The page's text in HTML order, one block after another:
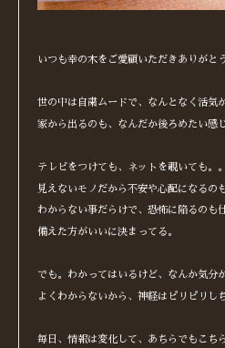
いつも幸の木をご愛顧いただきありがと
世の中は自粛ムードで、なんとなく活気
家から出るのも、なんだか後ろめたい感
テレビをつけても、ネットを覗いても。。
見えないモノだから不安や心配になるの
わからない事だらけで、恐怖に陥るのも
備えた方がいいに決まってる。
でも。わかってはいるけど、なんか気分
よくわからないから、神経はピリピリし
毎日、情報は変化して、あちらでもこち